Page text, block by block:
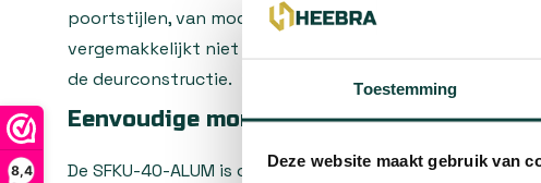
Toestemming
Deze website maakt gebruik van
8,4
poortstijlen, van modern tot klassiek. Het lichte gewicht
vergemakkelijkt niet alleen de montage, maar
de deurconstructie.
Eenvoudige montage in standaard
De SFKU-40-ALUM is ontwikkeld voor montage in een